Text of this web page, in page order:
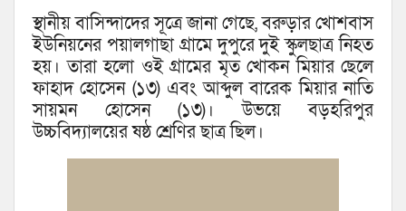
স্থানীয় বাসিন্দাদের সূত্রে জানা গেছে, বরুড়ার খোশবাস
ইউনিয়নের পয়ালগাছা গ্রামে দুপুরে দুই স্কুলছাত্র নিহত
হয়। তারা হলো ওই গ্রামের মৃত খোকন মিয়ার ছেলে
ফাহাদ হোসেন (১৩) এবং আব্দুল বারেক মিয়ার নাতি
সায়মন হোসেন (১৩)। উভয়ে বড়হরিপুর
উচ্চবিদ্যালয়ের ষষ্ঠ শ্রেণির ছাত্র ছিল।